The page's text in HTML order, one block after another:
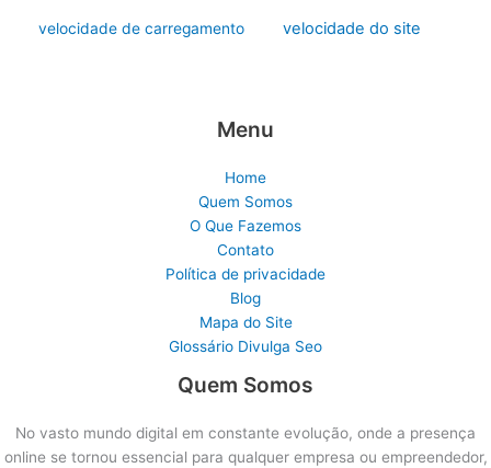
velocidade de carregamento velocidade do site
Menu
Home
Quem Somos
O Que Fazemos
Contato
Política de privacidade
Blog
Mapa do Site
Glossário Divulga Seo
Quem Somos
No vasto mundo digital em constante evolução, onde a presença
online se tornou essencial para qualquer empresa ou empreendedor,